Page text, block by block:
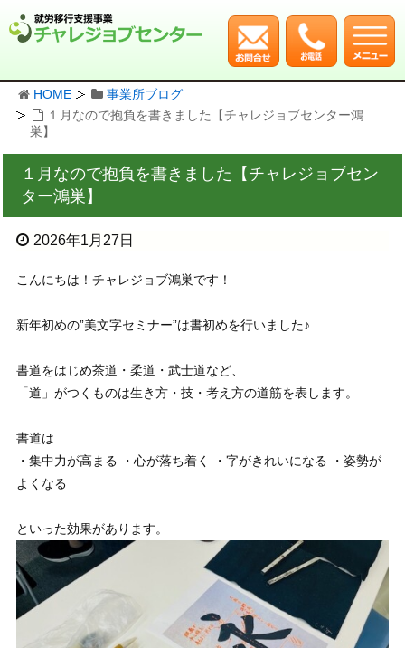
HOME
事業所ブログ
１月なので抱負を書きました【チャレジョブセンター鴻
巣】
１月なので抱負を書きました【チャレジョブセン
ター鴻巣】
2026年1月27日
こんにちは！チャレジョブ鴻巣です！
新年初めの”美文字セミナー”は書初めを行いました♪
書道をはじめ茶道・柔道・武士道など、
「道」がつくものは生き方・技・考え方の道筋を表します。
書道は
・集中力が高まる ・心が落ち着く ・字がきれいになる ・姿勢が
よくなる
といった効果があります。